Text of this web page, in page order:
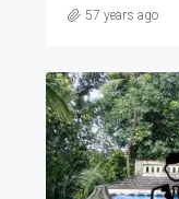
57 years ago